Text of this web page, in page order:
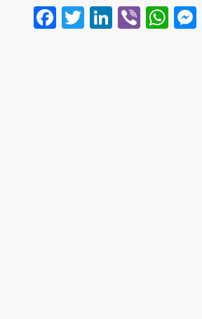
Facebook
TwitterViber